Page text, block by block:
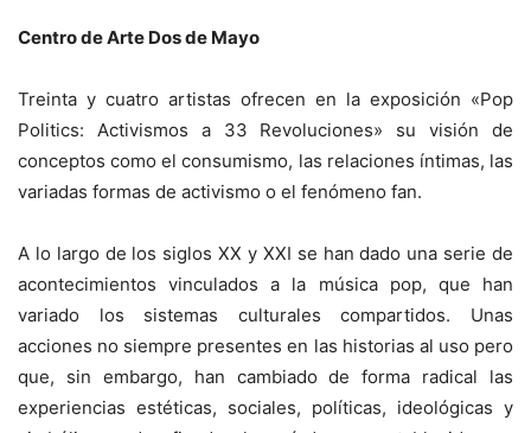
Centro de Arte Dos de Mayo
Treinta y cuatro artistas ofrecen en la exposición «Pop
Politics: Activismos a 33 Revoluciones» su visión de
conceptos como el consumismo, las relaciones íntimas, las
variadas formas de activismo o el fenómeno fan.
A lo largo de los siglos XX y XXI se han dado una serie de
acontecimientos vinculados a la música pop, que han
variado los sistemas culturales compartidos. Unas
acciones no siempre presentes en las historias al uso pero
que, sin embargo, han cambiado de forma radical las
experiencias estéticas, sociales, políticas, ideológicas y